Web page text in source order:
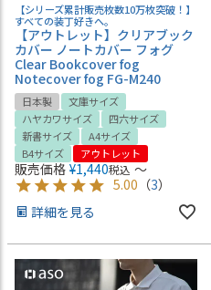
【シリーズ累計販売枚数10万枚突破！】
すべての装丁好きへ。
【アウトレット】クリアブック
カバー ノートカバー フォグ
Clear Bookcover fog
Notecover fog FG-M240
日本製
文庫サイズ
ハヤカワサイズ
四六サイズ
新書サイズ
A4サイズ
B4サイズ
アウトレット
販売価格 ¥1,440税込 〜
5.00 （3）
詳細を見る